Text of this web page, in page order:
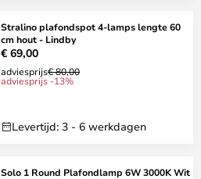
Stralino plafondspot 4-lamps lengte 60
cm hout - Lindby
€ 69,00
adviesprijs€ 80,00
adviesprijs -13%
Levertijd: 3 - 6 werkdagen
Solo 1 Round Plafondlamp 6W 3000K Wit